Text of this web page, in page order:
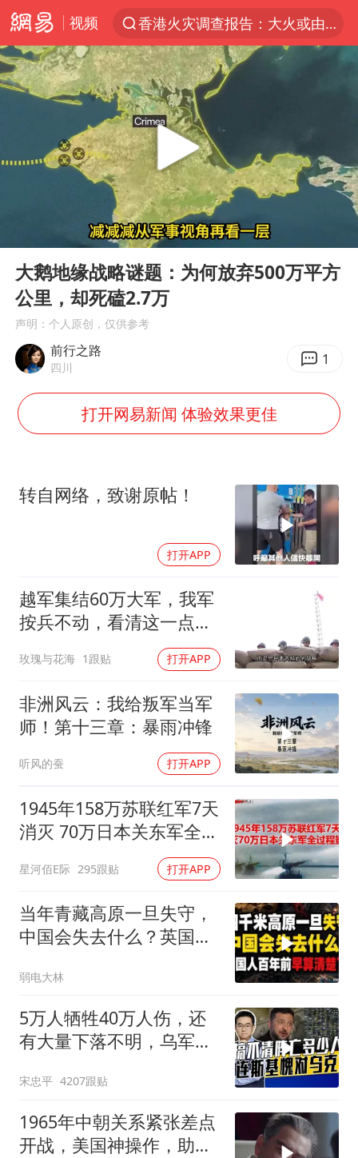
视频
香港火灾调查报告：大火或由烟头引起
“China Cool”火了，老外爱上中国避暑游
浙江台州《告全体市民书》
张本智和：零封向鹏不意外
云南一地村民过火把节意外灼伤16人
22岁女生独闯南太行失联12天
用AI造出新病毒意味着什么
微信新功能：你可以“撤回”你的撤回
多所幼师院校开设养老专业
泰国校园枪击事件已致8死30余伤
女子被狗舔脚确诊三级暴露 医生回应
习近平心系体育强国建设
Play
大鹅地缘战略谜题：为何放弃500万平方
公里，却死磕2.7万
声明：个人原创，仅供参考
前行之路
四川 1
打开网易新闻 体验效果更佳
转自网络，致谢原帖！
打开APP
越军集结60万大军，我军
按兵不动，看清这一点便
玫瑰与花海 1跟贴 打开APP
非洲风云：我给叛军当军
师！第十三章：暴雨冲锋
听风的蚕 打开APP
1945年158万苏联红军7天
消灭 70万日本关东军全过
星河佰E际 295跟贴 打开APP
当年青藏高原一旦失守，
中国会失去什么？英国人
弱电大林
5万人牺牲40万人伤，还
有大量下落不明，乌军伤
宋忠平 4207跟贴
1965年中朝关系紧张差点
开战，美国神操作，助两